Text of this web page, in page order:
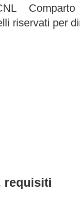
riservati per
requisiti